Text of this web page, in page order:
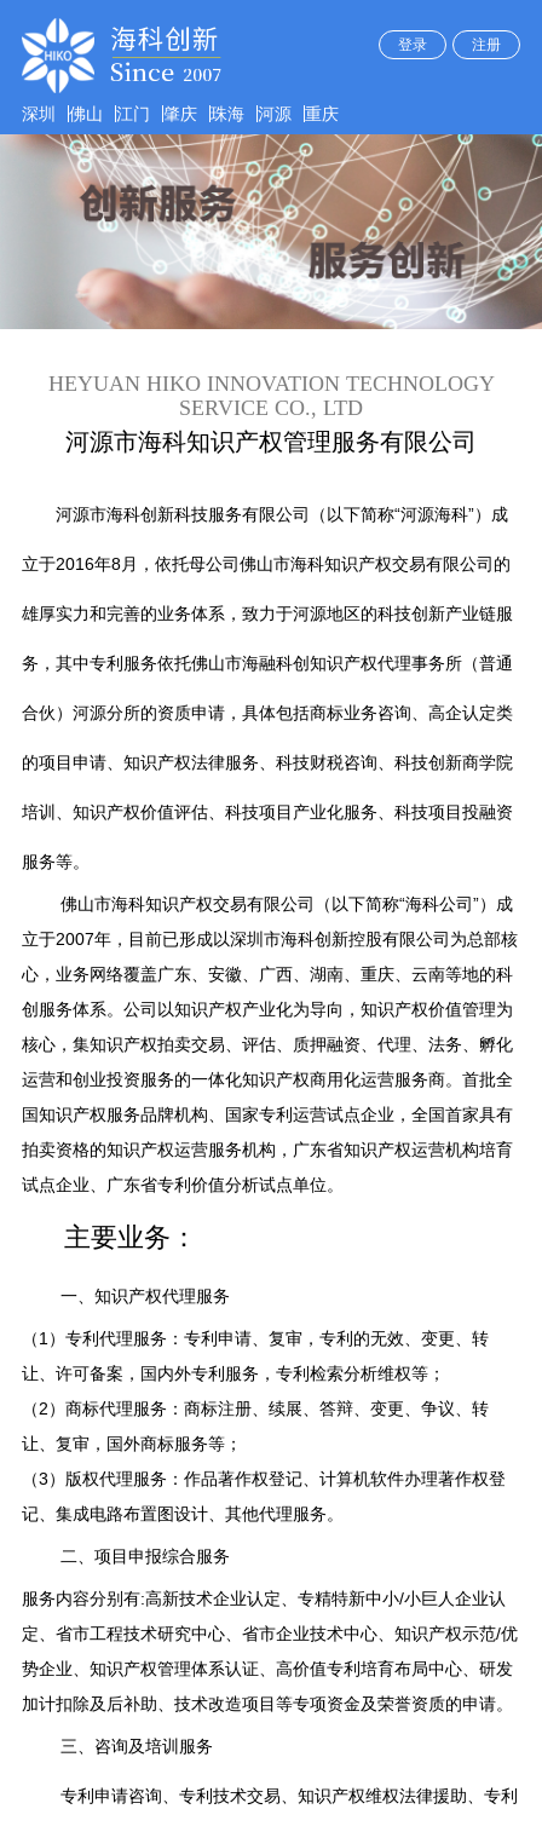
登录 注册
深圳 佛山 江门 肇庆 珠海 河源 重庆
HEYUAN HIKO INNOVATION TECHNOLOGY
SERVICE CO., LTD
河源市海科知识产权管理服务有限公司
河源市海科创新科技服务有限公司（以下简称“河源海科”）成
立于2016年8月，依托母公司佛山市海科知识产权交易有限公司的
雄厚实力和完善的业务体系，致力于河源地区的科技创新产业链服
务，其中专利服务依托佛山市海融科创知识产权代理事务所（普通
合伙）河源分所的资质申请，具体包括商标业务咨询、高企认定类
的项目申请、知识产权法律服务、科技财税咨询、科技创新商学院
培训、知识产权价值评估、科技项目产业化服务、科技项目投融资
服务等。
佛山市海科知识产权交易有限公司（以下简称“海科公司”）成
立于2007年，目前已形成以深圳市海科创新控股有限公司为总部核
心，业务网络覆盖广东、安徽、广西、湖南、重庆、云南等地的科
创服务体系。公司以知识产权产业化为导向，知识产权价值管理为
核心，集知识产权拍卖交易、评估、质押融资、代理、法务、孵化
运营和创业投资服务的一体化知识产权商用化运营服务商。首批全
国知识产权服务品牌机构、国家专利运营试点企业，全国首家具有
拍卖资格的知识产权运营服务机构，广东省知识产权运营机构培育
试点企业、广东省专利价值分析试点单位。
主要业务：
一、知识产权代理服务
（1）专利代理服务：专利申请、复审，专利的无效、变更、转
让、许可备案，国内外专利服务，专利检索分析维权等；
（2）商标代理服务：商标注册、续展、答辩、变更、争议、转
让、复审，国外商标服务等；
（3）版权代理服务：作品著作权登记、 计算机软件办理著作权登
记、 集成电路布置图设计、 其他代理服务。
二、项目申报综合服务
服务内容分别有:高新技术企业认定、专精特新中小/小巨人企业认
定、省市工程技术研究中心、省市企业技术中心、知识产权示范/优
势企业、知识产权管理体系认证、高价值专利培育布局中心、研发
加计扣除及后补助、技术改造项目等专项资金及荣誉资质的申请。
三、咨询及培训服务
专利申请咨询、专利技术交易、知识产权维权法律援助、专利